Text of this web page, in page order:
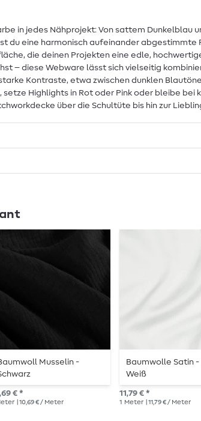
in jedes Nähprojekt: Von sattem Dunkelblau
du eine harmonisch aufeinander
die deinen Projekten eine edle,
– diese Webware lässt sich vielseitig
Kontraste, etwa zwischen dunklen
Highlights in Rot oder Pink oder bleibe bei
über die Schultüte bis hin zur
Musselin -
€ *
| 10,69 € / Meter
Baumwolle Satin -
Weiß
11,79 € *
1 Meter | 11,79 € / Meter